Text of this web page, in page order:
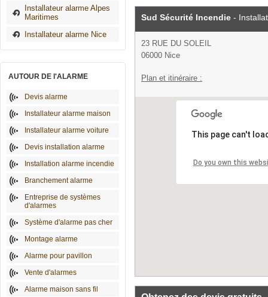
Installateur alarme Alpes
Maritimes
Installateur alarme Nice
AUTOUR DE l'ALARME
Devis alarme
Installateur alarme maison
Installateur alarme voiture
Devis installation alarme
Installation alarme incendie
Branchement alarme
Entreprise de systèmes
d'alarmes
Système d'alarme pas cher
Montage alarme
Alarme pour pavillon
Vente d'alarmes
Alarme maison sans fil
Sud Sécurité Incendie -
23 RUE DU SOLEIL
06000 Nice
Plan et itinéraire :
This page can't
Do you own this